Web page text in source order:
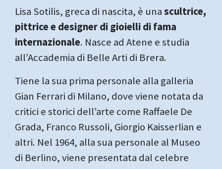
Lisa Sotilis, greca di nascita, è unascultrice,
pittrice e designer di gioielli di fama
internazionale. Nasce ad Atene e studia
all’Accademia di Belle Arti di Brera.
Tiene la sua prima personale alla galleria
Gian Ferrari di Milano, dove viene notata da
critici e storici dell’arte come Raffaele De
Grada, Franco Russoli, Giorgio Kaisserlian e
altri. Nel 1964, alla sua personale al Museo
di Berlino, viene presentata dal celebre